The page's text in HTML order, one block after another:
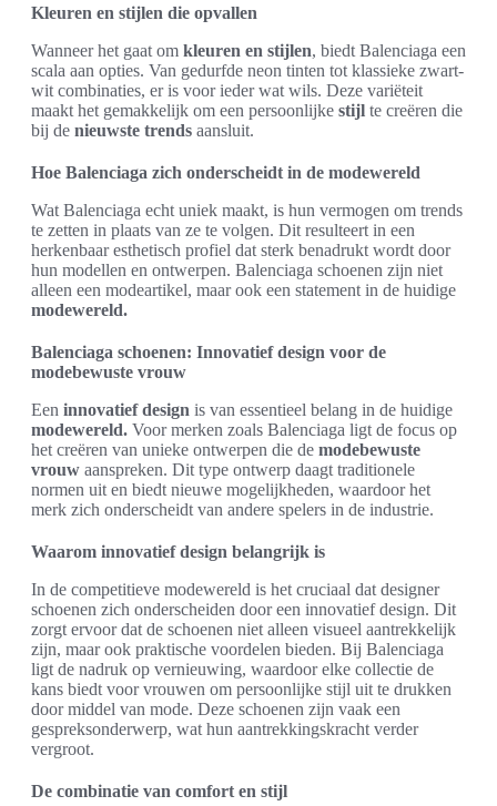
Kleuren en stijlen die opvallen
Wanneer het gaat om kleuren en stijlen, biedt Balenciaga een
scala aan opties. Van gedurfde neon tinten tot klassieke zwart-
wit combinaties, er is voor ieder wat wils. Deze variëteit
maakt het gemakkelijk om een persoonlijke stijl te creëren die
bij de nieuwste trends aansluit.
Hoe Balenciaga zich onderscheidt in de modewereld
Wat Balenciaga echt uniek maakt, is hun vermogen om trends
te zetten in plaats van ze te volgen. Dit resulteert in een
herkenbaar esthetisch profiel dat sterk benadrukt wordt door
hun modellen en ontwerpen. Balenciaga schoenen zijn niet
alleen een modeartikel, maar ook een statement in de huidige
modewereld.
Balenciaga schoenen: Innovatief design voor de
modebewuste vrouw
Een innovatief design is van essentieel belang in de huidige
modewereld. Voor merken zoals Balenciaga ligt de focus op
het creëren van unieke ontwerpen die de modebewuste
vrouw aanspreken. Dit type ontwerp daagt traditionele
normen uit en biedt nieuwe mogelijkheden, waardoor het
merk zich onderscheidt van andere spelers in de industrie.
Waarom innovatief design belangrijk is
In de competitieve modewereld is het cruciaal dat designer
schoenen zich onderscheiden door een innovatief design. Dit
zorgt ervoor dat de schoenen niet alleen visueel aantrekkelijk
zijn, maar ook praktische voordelen bieden. Bij Balenciaga
ligt de nadruk op vernieuwing, waardoor elke collectie de
kans biedt voor vrouwen om persoonlijke stijl uit te drukken
door middel van mode. Deze schoenen zijn vaak een
gespreksonderwerp, wat hun aantrekkingskracht verder
vergroot.
De combinatie van comfort en stijl